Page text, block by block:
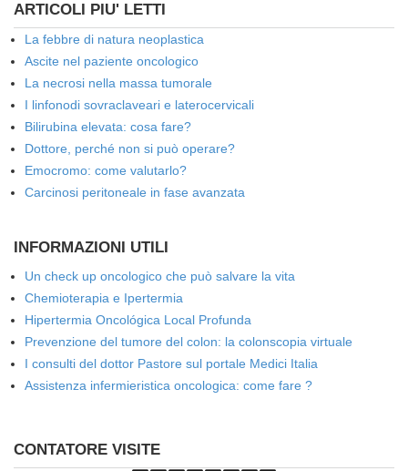
ARTICOLI PIU' LETTI
La febbre di natura neoplastica
Ascite nel paziente oncologico
La necrosi nella massa tumorale
I linfonodi sovraclaveari e laterocervicali
Bilirubina elevata: cosa fare?
Dottore, perché non si può operare?
Emocromo: come valutarlo?
Carcinosi peritoneale in fase avanzata
INFORMAZIONI UTILI
Un check up oncologico che può salvare la vita
Chemioterapia e Ipertermia
Hipertermia Oncológica Local Profunda
Prevenzione del tumore del colon: la colonscopia virtuale
I consulti del dottor Pastore sul portale Medici Italia
Assistenza infermieristica oncologica: come fare ?
CONTATORE VISITE